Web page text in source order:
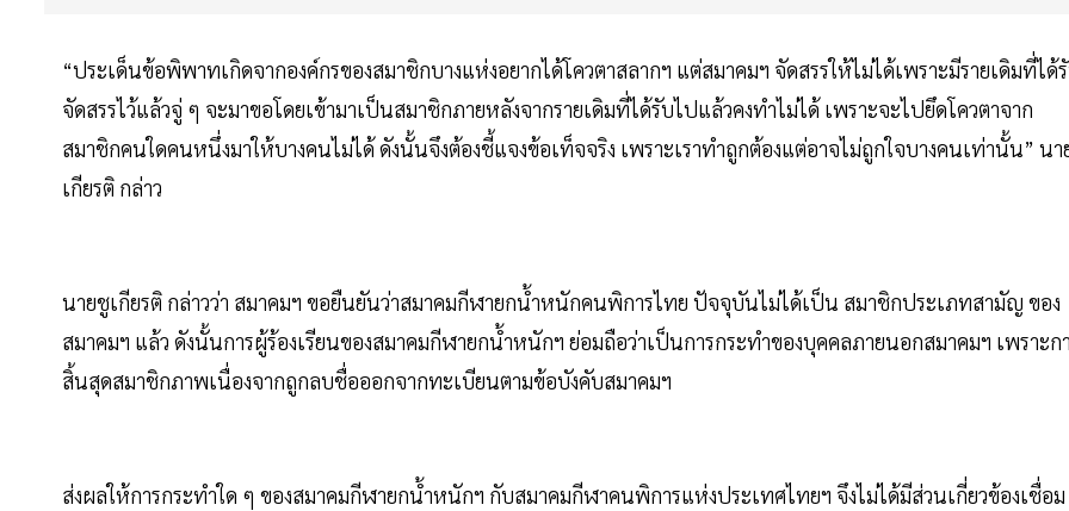
“ประเด็นข้อพิพาทเกิดจากองค์กรของสมาชิกบางแห่งอยากได้โควตาสลากฯ แต่สมาคมฯ จัดสรรให้ไม่ได้เพราะมีรายเดิมที่ได้
จัดสรรไว้แล้วจู่ ๆ จะมาขอโดยเข้ามาเป็นสมาชิกภายหลังจากรายเดิมที่ได้รับไปแล้วคงทำไม่ได้ เพราะจะไปยึดโควตาจาก
สมาชิกคนใดคนหนึ่งมาให้บางคนไม่ได้ ดังนั้นจึงต้องชี้แจงข้อเท็จจริง เพราะเราทำถูกต้องแต่อาจไม่ถูกใจบางคนเท่านั้น” น
เกียรติ กล่าว
นายชูเกียรติ กล่าวว่า สมาคมฯ ขอยืนยันว่าสมาคมกีฬายกน้ำหนักคนพิการไทย ปัจจุบันไม่ได้เป็น สมาชิกประเภทสามัญ ของ
สมาคมฯ แล้ว ดังนั้นการผู้ร้องเรียนของสมาคมกีฬายกน้ำหนักฯ ย่อมถือว่าเป็นการกระทำของบุคคลภายนอกสมาคมฯ เพราะก
สิ้นสุดสมาชิกภาพเนื่องจากถูกลบชื่อออกจากทะเบียนตามข้อบังคับสมาคมฯ
ส่งผลให้การกระทำใด ๆ ของสมาคมกีฬายกน้ำหนักฯ กับสมาคมกีฬาคนพิการแห่งประเทศไทยฯ จึงไม่ได้มีส่วนเกี่ยวข้องเชื่อม